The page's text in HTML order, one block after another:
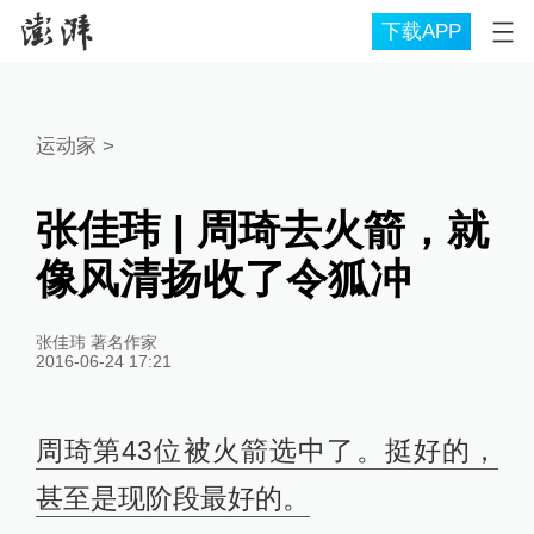
下载APP
运动家 >
张佳玮 | 周琦去火箭，就
像风清扬收了令狐冲
张佳玮 著名作家
2016-06-24 17:21
周琦第43位被火箭选中了。 挺好的，
甚至是现阶段最好的。